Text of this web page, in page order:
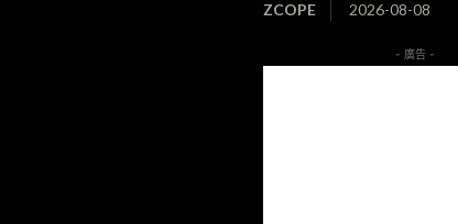
ZCOPE 2026-08-08
- 廣告 -